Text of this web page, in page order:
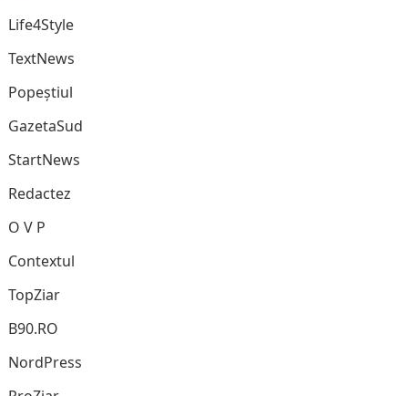
Life4Style
TextNews
Popeștiul
GazetaSud
StartNews
Redactez
O V P
Contextul
TopZiar
B90.RO
NordPress